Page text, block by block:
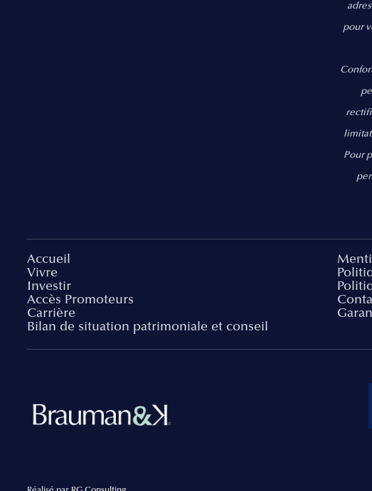
pour
Pour
Accueil
Vivre
Investir
Accès Promoteurs
Carrière
Bilan de situation patrimoniale et conseil